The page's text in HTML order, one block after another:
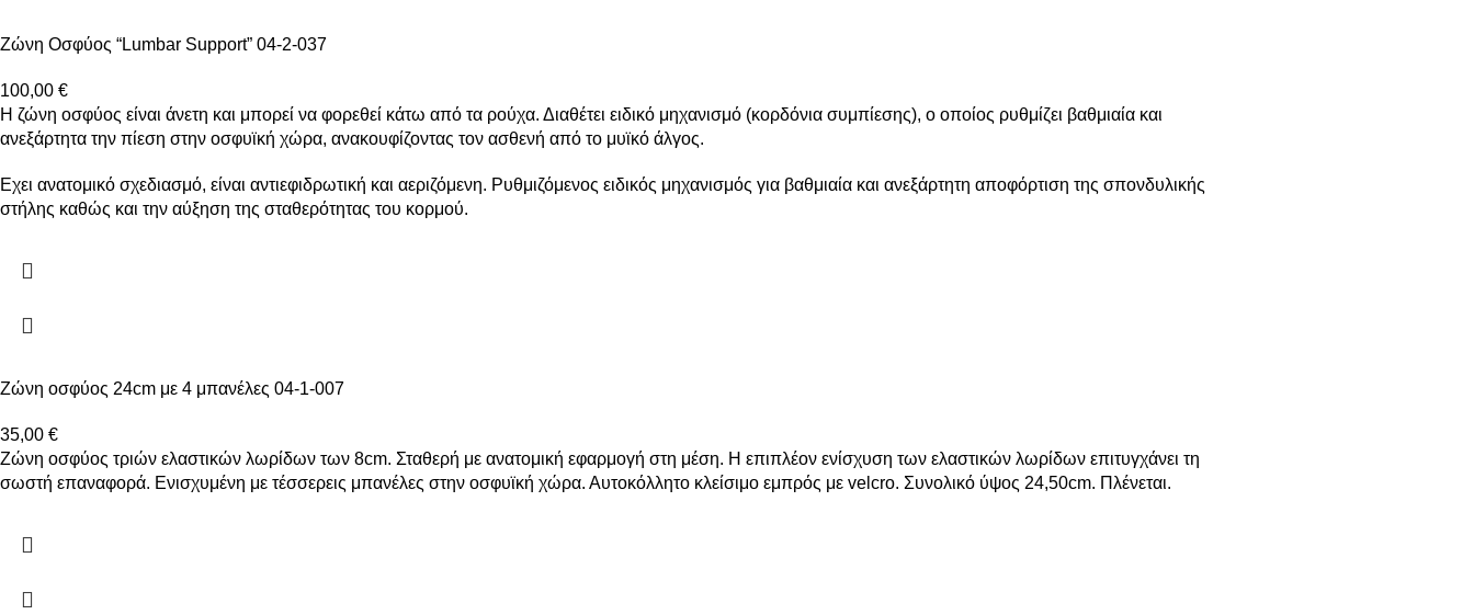
Ζώνη Οσφύος “Lumbar Support” 04-2-037
100,00 €
Η ζώνη οσφύος είναι άνετη και μπορεί να φορεθεί κάτω από τα ρούχα. Διαθέτει ειδικό μηχανισμό (κορδόνια συμπίεσης), ο οποίος ρυθμίζει βαθμιαία και
ανεξάρτητα την πίεση στην οσφυϊκή χώρα, ανακουφίζοντας τον ασθενή από το μυϊκό άλγος.
Εχει ανατομικό σχεδιασμό, είναι αντιεφιδρωτική και αεριζόμενη. Ρυθμιζόμενος ειδικός μηχανισμός για βαθμιαία και ανεξάρτητη αποφόρτιση της σπονδυλικής
στήλης καθώς και την αύξηση της σταθερότητας του κορμού.
Ζώνη οσφύος 24cm με 4 μπανέλες 04-1-007
35,00 €
Ζώνη οσφύος τριών ελαστικών λωρίδων των 8cm. Σταθερή με ανατομική εφαρμογή στη μέση. Η επιπλέον ενίσχυση των ελαστικών λωρίδων επιτυγχάνει τη
σωστή επαναφορά. Ενισχυμένη με τέσσερεις μπανέλες στην οσφυϊκή χώρα. Αυτοκόλλητο κλείσιμο εμπρός με velcro. Συνολικό ύψος 24,50cm. Πλένεται.